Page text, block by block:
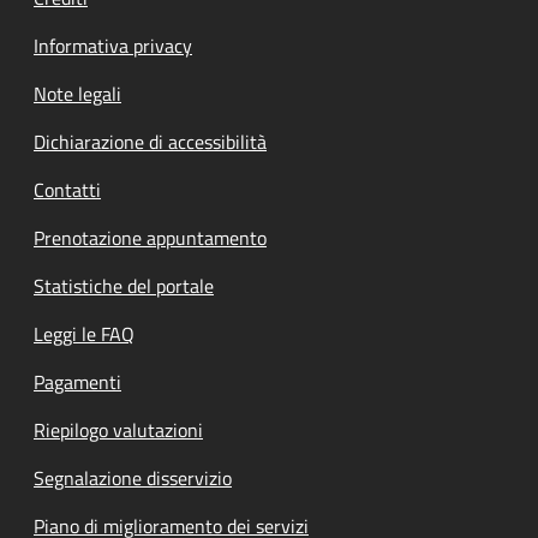
Informativa privacy
Note legali
Dichiarazione di accessibilità
Contatti
Prenotazione appuntamento
Statistiche del portale
Leggi le FAQ
Pagamenti
Riepilogo valutazioni
Segnalazione disservizio
Piano di miglioramento dei servizi